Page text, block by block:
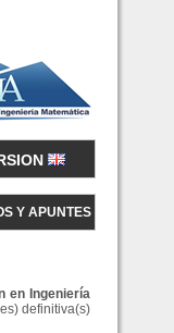
Y APUNTES
en Ingeniería
definitiva(s)